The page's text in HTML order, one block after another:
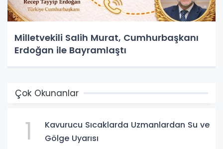
Milletvekili Salih Murat, Cumhurbaşkanı
Erdoğan ile Bayramlaştı
Çok Okunanlar
1
Kavurucu Sıcaklarda Uzmanlardan Su ve
Gölge Uyarısı